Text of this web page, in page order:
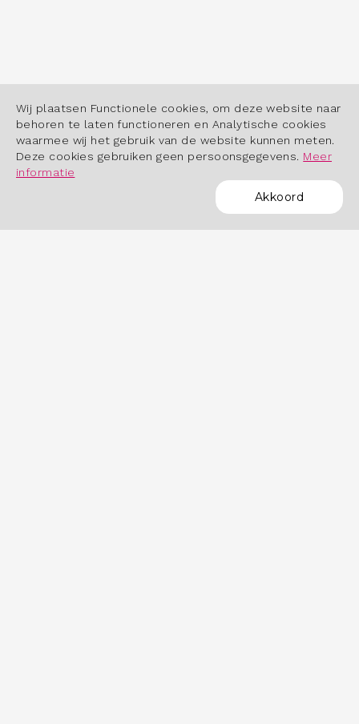
Wij plaatsen Functionele cookies, om deze website naar
behoren te laten functioneren en Analytische cookies
waarmee wij het gebruik van de website kunnen meten.
Deze cookies gebruiken geen persoonsgegevens. Meer
informatie
Akkoord
POWERED BY